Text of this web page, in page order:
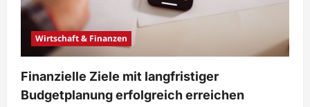
Wirtschaft & Finanzen
Finanzielle Ziele mit langfristiger
Budgetplanung erfolgreich erreichen